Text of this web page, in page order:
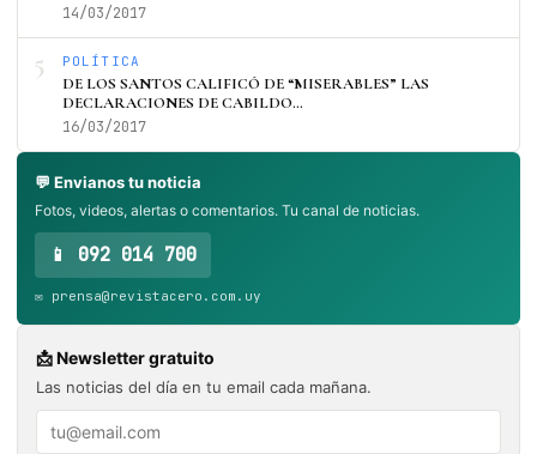
14/03/2017
5 POLÍTICA
DE LOS SANTOS CALIFICÓ DE “MISERABLES” LAS
DECLARACIONES DE CABILDO…
16/03/2017
💬 Envianos tu noticia
Fotos, videos, alertas o comentarios. Tu canal de noticias.
📱 092 014 700
✉️ prensa@revistacero.com.uy
📩 Newsletter gratuito
Las noticias del día en tu email cada mañana.